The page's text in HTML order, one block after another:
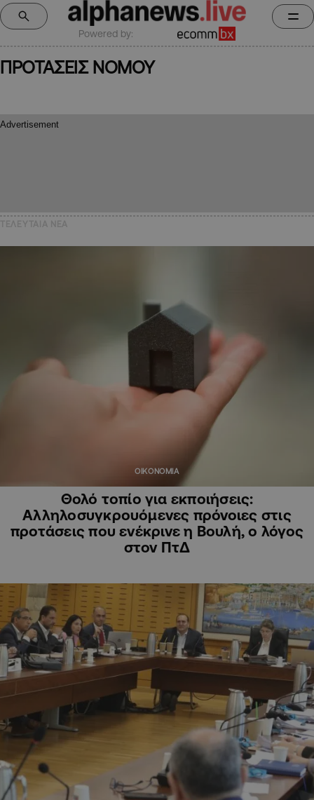
Powered by:
ΠΡΟΤΑΣΕΙΣ ΝΟΜΟΥ
ΟΙΚΟΝΟΜΙΑ
Θολό τοπίο για εκποιήσεις:
Αλληλοσυγκρουόμενες πρόνοιες στις
προτάσεις που ενέκρινε η Βουλή, ο λόγος
στον ΠτΔ